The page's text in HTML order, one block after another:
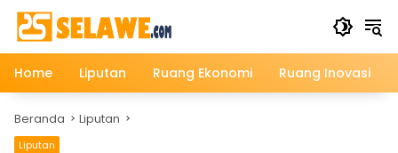
Langsung
konten
Home
Liputan Ruang Ekonomi Ruang Inovasi
Beranda Liputan
Liputan